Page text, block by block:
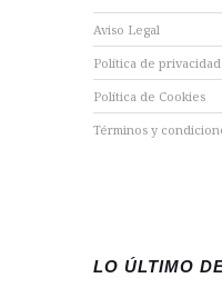
Aviso Legal
Política de privacidad
Política de Cookies
Términos y
LO ÚLTIMO